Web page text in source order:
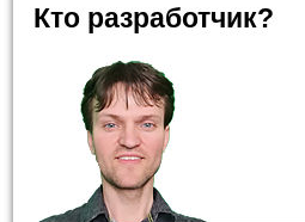
Кто разработчик?